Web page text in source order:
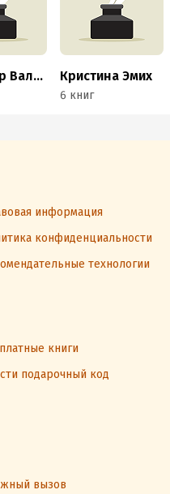
Владимир Валуцкий Кристина Эмих
6 книг
информация
конфиденциальности
технологии
книги
подарочный код
вызов